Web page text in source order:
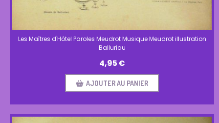
Les Maîtres d'Hôtel Paroles Meudrot Musique Meudrot illustration
Balluriau
4,95€
AJOUTER AU PANIER